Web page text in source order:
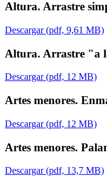
Altura. Arrastre
Descargar (pdf, 9,61 MB)
Altura. Arrastre "a
Descargar (pdf, 12 MB)
Artes menores.
Descargar (pdf, 12 MB)
Artes menores.
Descargar (pdf, 13,7 MB)